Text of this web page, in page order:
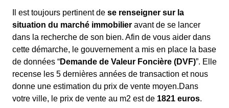
Il est toujours pertinent de se renseigner sur la
situation du marché immobilier avant de se lancer
dans la recherche de son bien. Afin de vous aider dans
cette démarche, le gouvernement a mis en place la base
de données “Demande de Valeur Foncière (DVF)”. Elle
recense les 5 dernières années de transaction et nous
donne une estimation du prix de vente moyen.Dans
votre ville, le prix de vente au m2 est de 1821 euros.